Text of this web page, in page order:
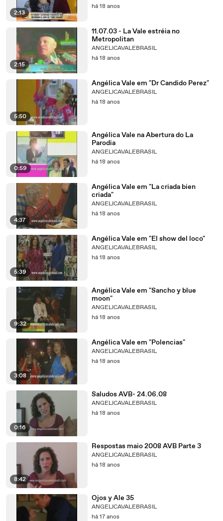
2:13
há 18 anos
2:15
11.07.03 - La Vale estréia no
Metropolitan
ANGELICAVALEBRASIL
há 18 anos
5:50
Angélica Vale em "Dr Candido Perez"
ANGELICAVALEBRASIL
há 18 anos
0:59
Angélica Vale na Abertura do La
Parodia
ANGELICAVALEBRASIL
há 18 anos
4:37
Angélica Vale em "La criada bien
criada"
ANGELICAVALEBRASIL
há 18 anos
5:39
Angélica Vale em "El show del loco"
ANGELICAVALEBRASIL
há 18 anos
9:32
Angélica Vale em "Sancho y blue
moon"
ANGELICAVALEBRASIL
há 18 anos
3:08
Angélica Vale em "Polencias"
ANGELICAVALEBRASIL
há 18 anos
0:16
Saludos AVB- 24.06.08
ANGELICAVALEBRASIL
há 18 anos
8:42
Respostas maio 2008 AVB Parte 3
ANGELICAVALEBRASIL
há 18 anos
Ojos y Ale 35
ANGELICAVALEBRASIL
há 17 anos